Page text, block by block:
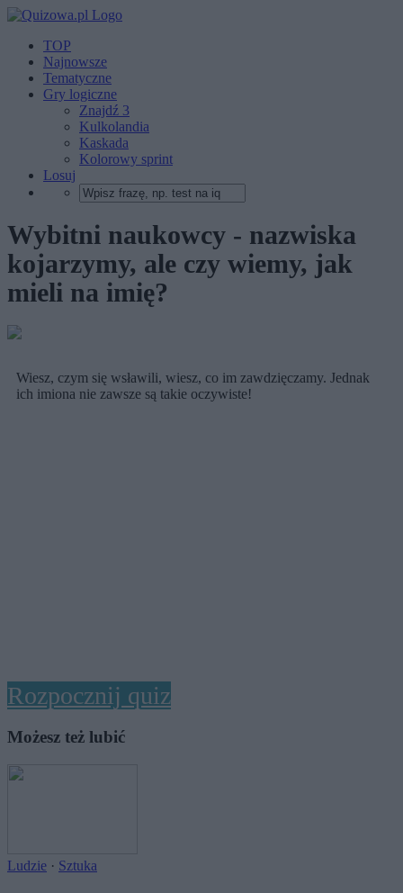
TOP
Najnowsze
Tematyczne
Gry logiczne
Znajdź 3
Kulkolandia
Kaskada
Kolorowy sprint
Losuj
Wybitni naukowcy - nazwiska
kojarzymy, ale czy wiemy, jak
mieli na imię?
Wiesz, czym się wsławili, wiesz, co im zawdzięczamy. Jednak
ich imiona nie zawsze są takie oczywiste!
Rozpocznij quiz
Możesz też lubić
Ludzie · Sztuka